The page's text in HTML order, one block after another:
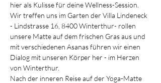
hier als Kulisse für deine Wellness-Session.
Wir treffen uns im Garten der Villa Lindeneck
- Lindstrasse 16, 8400 Winterthur- rollen
unsere Matte auf dem frischen Gras aus und
mit verschiedenen Asanas führen wir einen
Dialog mit unseren Körper her - im Herzen
von Winterthur.
Nach der inneren Reise auf der Yoga-Matte